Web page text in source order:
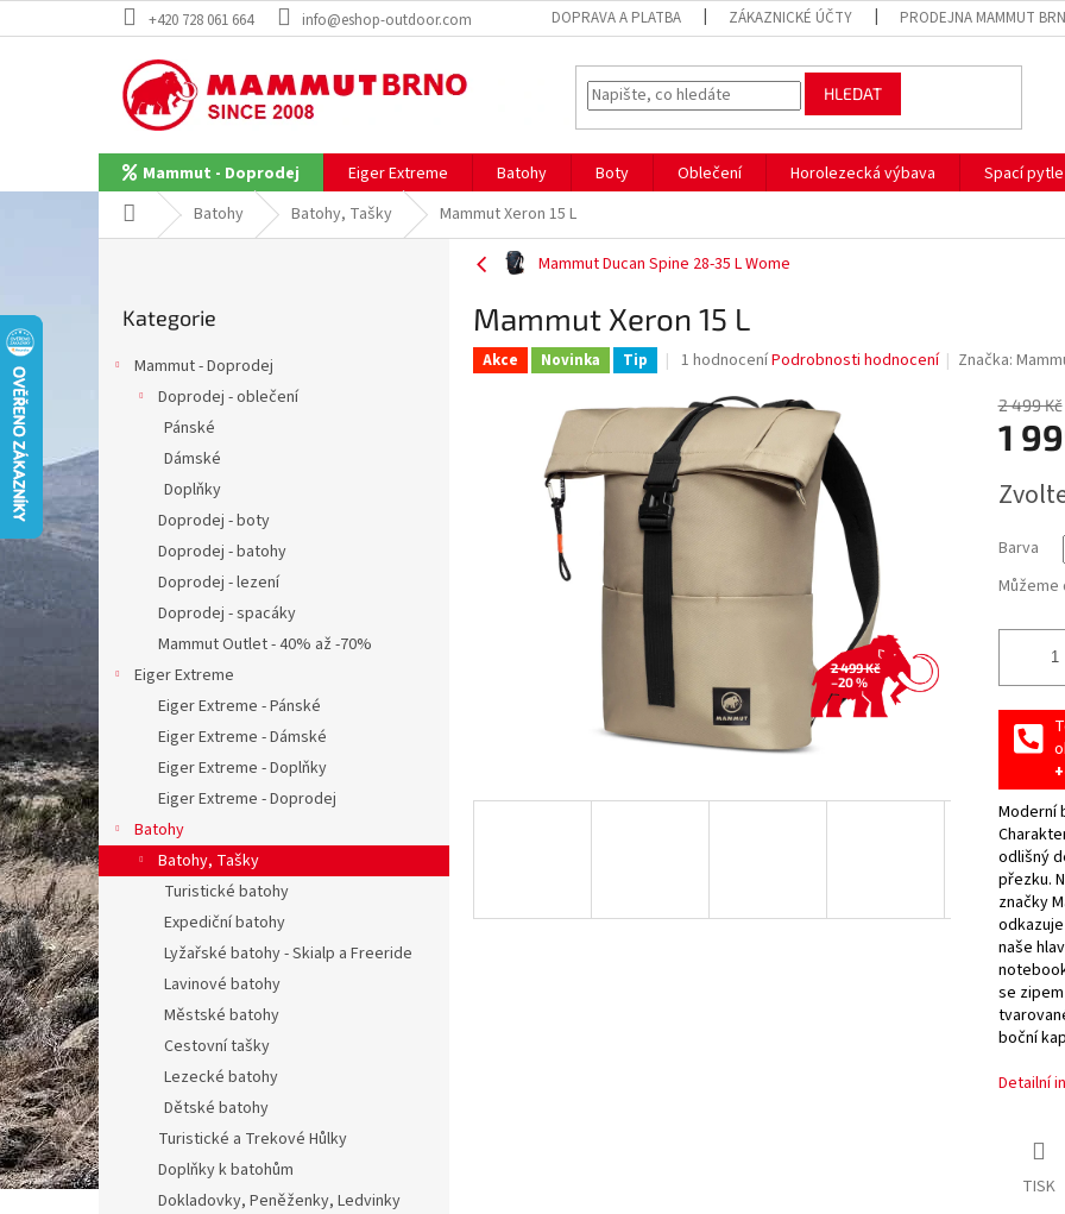
na
+420 728 061 664 info@eshop-outdoor.com DOPRAVA A PLATBA ZÁKAZNICKÉ ÚČTY PRODEJNA MAMMUT
HLEDAT
Mammut - Doprodej Eiger Extreme Batohy Boty Oblečení Horolezecká výbava Spací pytle
Domů Batohy Batohy, Tašky Mammut Xeron 15 L
í
a
n
kategorie
Kategorie
Mammut - Doprodej
Doprodej - oblečení
Pánské
Dámské
Doplňky
Doprodej - boty
Doprodej - batohy
Doprodej - lezení
Doprodej - spacáky
Mammut Outlet - 40% až -70%
Eiger Extreme
Eiger Extreme - Pánské
Eiger Extreme - Dámské
Eiger Extreme - Doplňky
Eiger Extreme - Doprodej
Batohy
Batohy, Tašky
Turistické batohy
Expediční batohy
Lyžařské batohy - Skialp a Freeride
Lavinové batohy
Městské batohy
Cestovní tašky
Lezecké batohy
Dětské batohy
Turistické a Trekové Hůlky
Doplňky k batohům
Dokladovky, Peněženky, Ledvinky
Mammut Ducan Spine 28-35 L Wome
Mammut Xeron 15 L
Akce Novinka Tip
Průměrné
produktu
je
5,0
z
1 hodnoceníPodrobnosti hodnocení Značka:
2 499 Kč
–20 %
2 499 Kč
1
cena:
Barva
Můžeme
Moderní
odlišný
přezku.
značky
naše
se
boční
Detailní
TISK